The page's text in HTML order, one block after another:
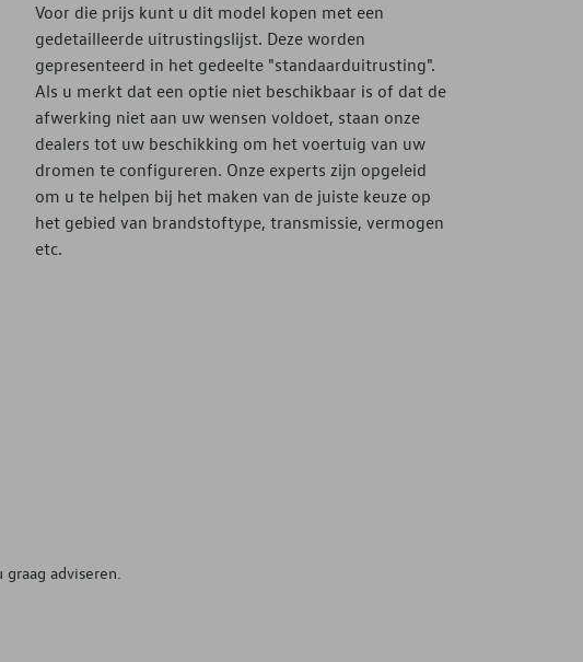
Voor die prijs kunt u dit model kopen met een
gedetailleerde uitrustingslijst. Deze worden
gepresenteerd in het gedeelte "standaarduitrusting".
Als u merkt dat een optie niet beschikbaar is of dat de
afwerking niet aan uw wensen voldoet, staan ​​onze
dealers tot uw beschikking om het voertuig van uw
dromen te configureren. Onze experts zijn opgeleid
om u te helpen bij het maken van de juiste keuze op
het gebied van brandstoftype, transmissie, vermogen
etc.
adviseren.